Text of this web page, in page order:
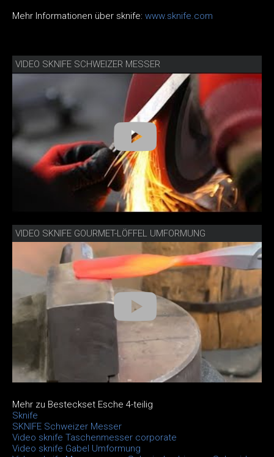
Mehr Informationen über sknife: www.sknife.com
VIDEO SKNIFE SCHWEIZER MESSER
VIDEO SKNIFE GOURMET-LÖFFEL UMFORMUNG
Mehr zu Besteckset Esche 4-teilig
Sknife
SKNIFE Schweizer Messer
Video sknife Taschenmesser corporate
Video sknife Gabel Umformung